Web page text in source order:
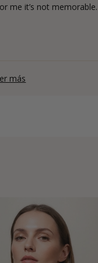
me it’s not
más